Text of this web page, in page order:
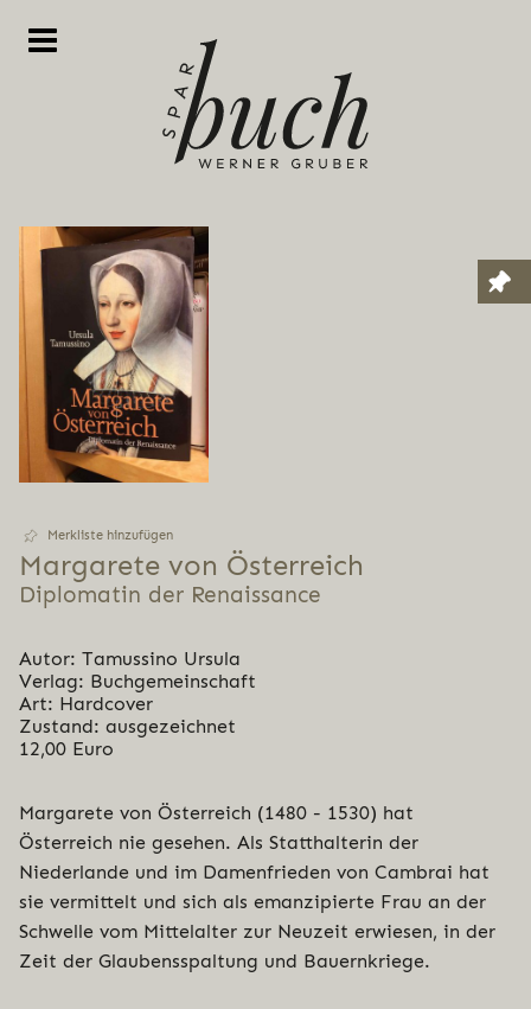
Merkliste hinzufügen
Margarete von Österreich
Diplomatin der Renaissance
Autor: Tamussino Ursula
Verlag: Buchgemeinschaft
Art: Hardcover
Zustand: ausgezeichnet
12,00 Euro
Margarete von Österreich (1480 - 1530) hat
Österreich nie gesehen. Als Statthalterin der
Niederlande und im Damenfrieden von Cambrai hat
sie vermittelt und sich als emanzipierte Frau an der
Schwelle vom Mittelalter zur Neuzeit erwiesen, in der
Zeit der Glaubensspaltung und Bauernkriege.